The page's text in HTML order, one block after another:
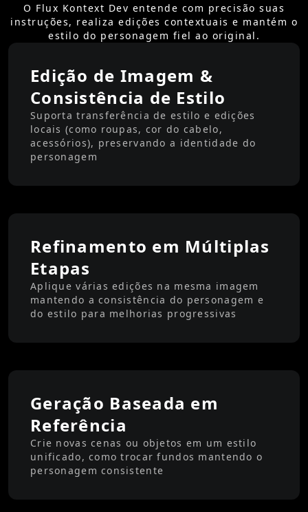
O Flux Kontext Dev entende com precisão suas
instruções, realiza edições contextuais e mantém o
estilo do personagem fiel ao original.
Edição de Imagem &
Consistência de Estilo
Suporta transferência de estilo e edições
locais (como roupas, cor do cabelo,
acessórios), preservando a identidade do
personagem
Refinamento em Múltiplas
Etapas
Aplique várias edições na mesma imagem
mantendo a consistência do personagem e
do estilo para melhorias progressivas
Geração Baseada em
Referência
Crie novas cenas ou objetos em um estilo
unificado, como trocar fundos mantendo o
personagem consistente